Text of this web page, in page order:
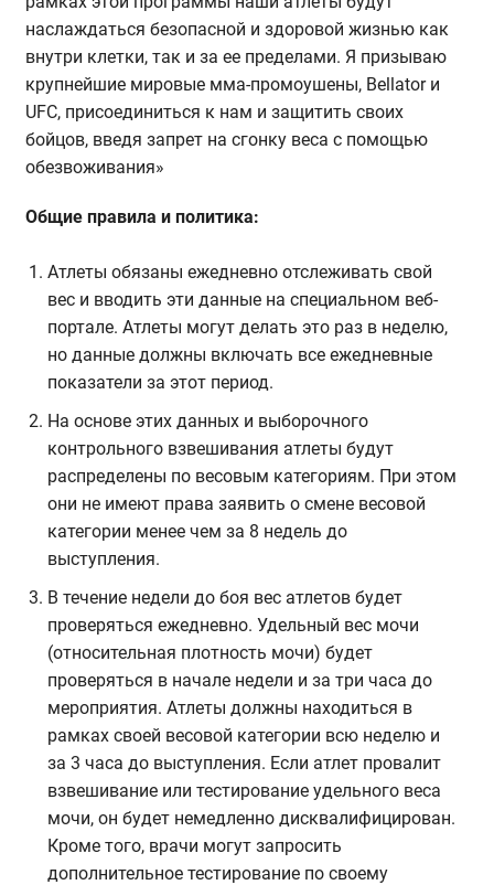
наслаждаться безопасной и здоровой жизнью как
внутри клетки, так и за ее пределами. Я призываю
крупнейшие мировые мма-промоушены, Bellator и
UFC, присоединиться к нам и защитить своих
бойцов, введя запрет на сгонку веса с помощью
обезвоживания»
Общие правила и политика:
Атлеты обязаны ежедневно отслеживать свой
вес и вводить эти данные на специальном веб-
портале. Атлеты могут делать это раз в неделю,
но данные должны включать все ежедневные
показатели за этот период.
На основе этих данных и выборочного
контрольного взвешивания атлеты будут
распределены по весовым категориям. При этом
они не имеют права заявить о смене весовой
категории менее чем за 8 недель до
выступления.
В течение недели до боя вес атлетов будет
проверяться ежедневно. Удельный вес мочи
(относительная плотность мочи) будет
проверяться в начале недели и за три часа до
мероприятия. Атлеты должны находиться в
рамках своей весовой категории всю неделю и
за 3 часа до выступления. Если атлет провалит
взвешивание или тестирование удельного веса
мочи, он будет немедленно дисквалифицирован.
Кроме того, врачи могут запросить
дополнительное тестирование по своему